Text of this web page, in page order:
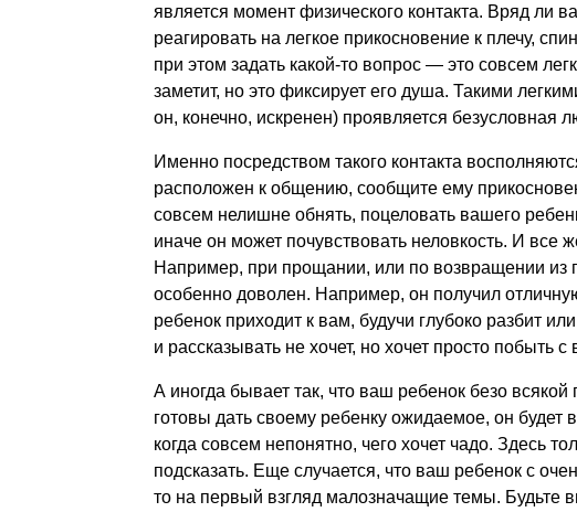
является момент физического контакта. Вряд ли
реагировать на легкое прикосновение к плечу,
при этом задать какой-то вопрос — это совсем
заметит, но это фиксирует его душа. Такими
он, конечно, искренен) проявляется безусловная
Именно посредством такого контакта
расположен к общению, сообщите ему
совсем нелишне обнять, поцеловать вашего
иначе он может почувствовать неловкость. И все
Например, при прощании, или по возвращении из
особенно доволен. Например, он получил
ребенок приходит к вам, будучи глубоко разбит
и рассказывать не хочет, но хочет просто побыть с
А иногда бывает так, что ваш ребенок безо
готовы дать своему ребенку ожидаемое, он будет
когда совсем непонятно, чего хочет чадо. Здесь
подсказать. Еще случается, что ваш ребенок с
то на первый взгляд малозначащие темы. Будьте